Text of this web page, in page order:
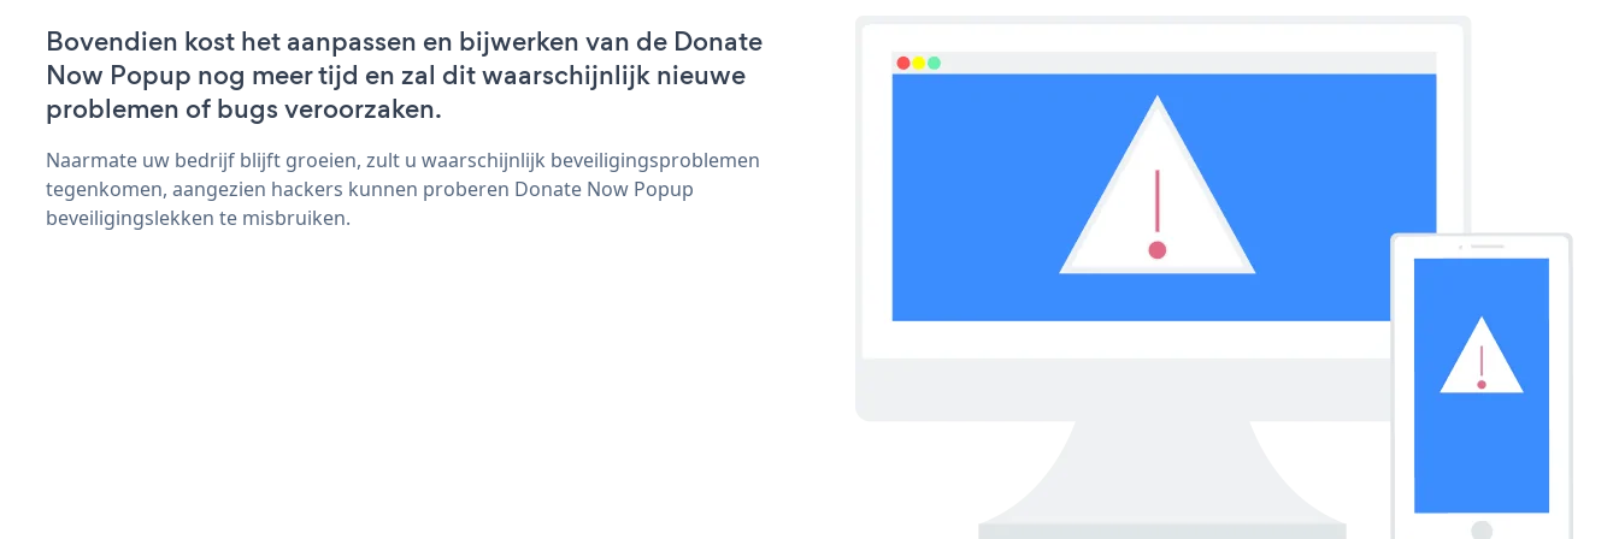
Bovendien kost het aanpassen en bijwerken van de Donate
Now Popup nog meer tijd en zal dit waarschijnlijk nieuwe
problemen of bugs veroorzaken.
Naarmate uw bedrijf blijft groeien, zult u waarschijnlijk beveiligingsproblemen
tegenkomen, aangezien hackers kunnen proberen Donate Now Popup
beveiligingslekken te misbruiken.